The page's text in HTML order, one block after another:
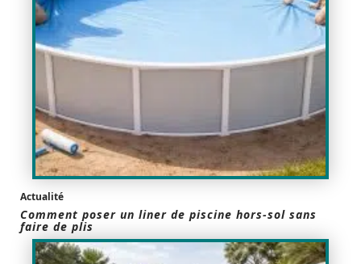
Actualité
Comment poser un liner de piscine hors-sol sans
faire de plis